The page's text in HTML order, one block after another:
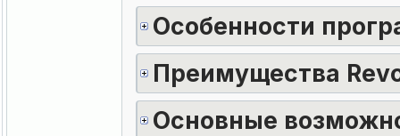
Особенности
Преимущества
Основные